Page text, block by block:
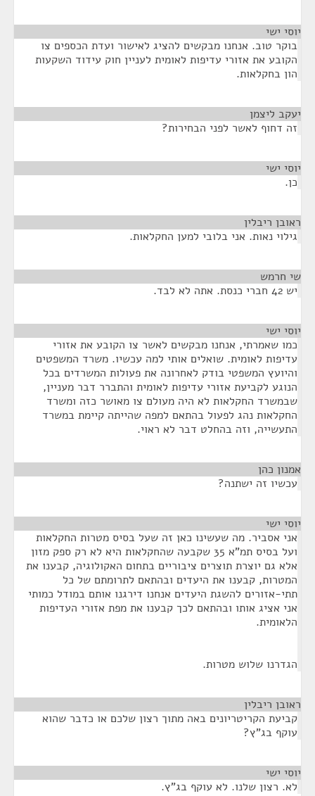
יוסי ישי
בוקר טוב. אנחנו מבקשים להציג לאישור ועדת הכספים צו
הקובע את אזורי עדיפות לאומית לעניין חוק עידוד השקעות
הון בחקלאות.
יעקב ליצמן
זה דחוף לאשר לפני הבחירות?
יוסי ישי
כן.
ראובן ריבלין
גילוי נאות. אני בלובי למען החקלאות.
שי חרמש
יש 42 חברי כנסת. אתה לא לבד.
יוסי ישי
כמו שאמרתי, אנחנו מבקשים לאשר צו הקובע את אזורי
עדיפות לאומית. שואלים אותי למה עכשיו. משרד המשפטים
והיועץ המשפטי בודק לאחרונה את פעולות המשרדים בכל
הנוגע לקביעת אזורי עדיפות לאומית והתברר דבר מעניין,
שבמשרד החקלאות לא היה מעולם צו מאושר כזה ומשרד
החקלאות נהג לפעול בהתאם למפה שהייתה קיימת במשרד
התעשייה, וזה בהחלט דבר לא ראוי.
אמנון כהן
עכשיו זה ישתנה?
יוסי ישי
אני אסביר. מה שעשינו כאן זה שעל בסיס מטרות החקלאות
ועל בסיס תמ"א 35 שקבעה שהחקלאות היא לא רק ספק מזון
אלא גם יוצרת תוצרים ציבוריים בתחום האקולוגיה, קבענו את
המטרות, קבענו את היעדים ובהתאם לתרומתם של כל
תתי-אזורים להשגת היעדים אנחנו דירגנו אותם במודל כמותי
אני אציג אותו ובהתאם לכך קבענו את מפת אזורי העדיפות
הלאומית.
הגדרנו שלוש מטרות.
ראובן ריבלין
קביעת הקריטריונים באה מתוך רצון שלכם או כדבר שהוא
עוקף בג"ץ?
יוסי ישי
לא. רצון שלנו. לא עוקף בג"ץ.